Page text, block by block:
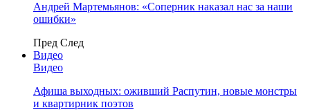
Андрей Мартемьянов: «Соперник наказал нас за наши
ошибки»
Пред След
Видео
Видео
Афиша выходных: оживший Распутин, новые монстры
и квартирник поэтов